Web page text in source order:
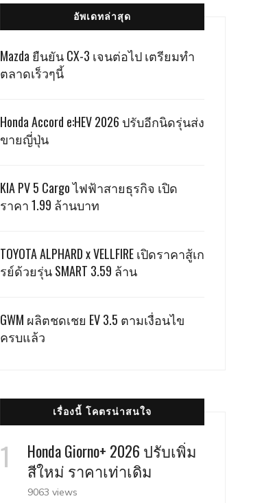
อัพเดทล่าสุด
Mazda ยืนยัน CX-3 เจนต่อไป เตรียมทำ
ตลาดเร็วๆนี้
Honda Accord e:HEV 2026 ปรับอีกนิดรุ่นส่ง
ขายญี่ปุ่น
KIA PV 5 Cargo ไฟฟ้าสายธุรกิจ เปิด
ราคา 1.99 ล้านบาท
TOYOTA ALPHARD x VELLFIRE เปิดราคาสู้เก
รย์ด้วยรุ่น SMART 3.59 ล้าน
GWM ผลิตชดเชย EV 3.5 ตามเงื่อนไข
ครบแล้ว
เรื่องนี้ โคตรน่าสนใจ
Honda Giorno+ 2026 ปรับเพิ่ม
สีใหม่ ราคาเท่าเดิม
9063 views